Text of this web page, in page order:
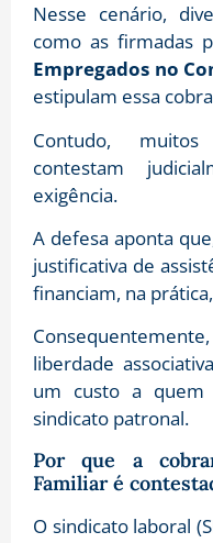
Nesse cenário,
como as firmadas
Empregados no
estipulam essa
Contudo,
contestam
exigência.
A defesa aponta
justificativa de
financiam, na
liberdade
um custo a quem
sindicato patronal.
Por que a
Familiar é
O sindicato laboral